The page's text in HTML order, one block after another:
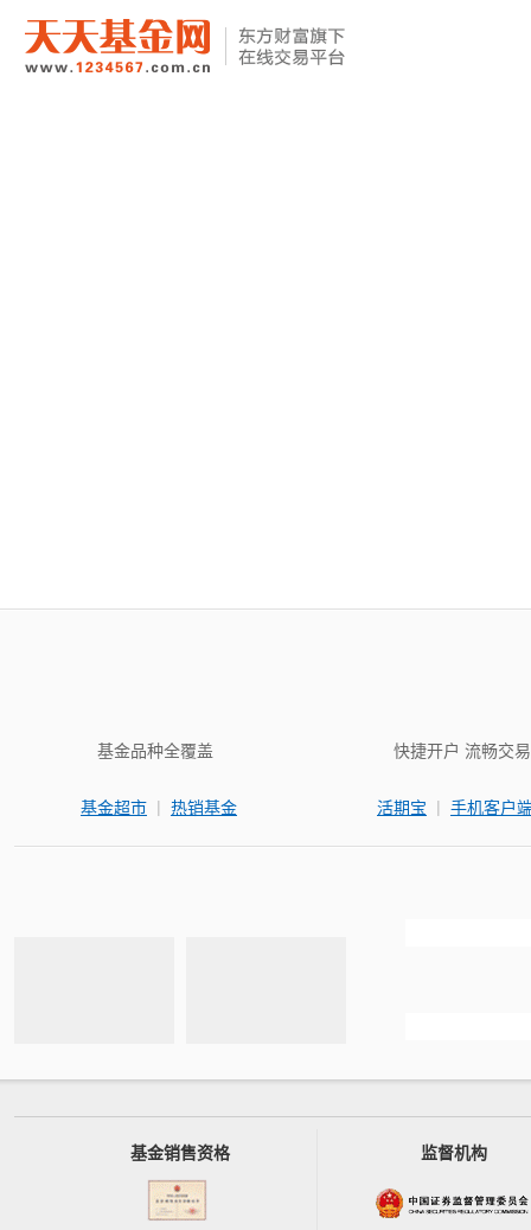
基金品种全覆盖
基金超市 | 热销基金
快捷开户 流畅交易
活期宝 | 手机客户
基金销售资格 监督机构